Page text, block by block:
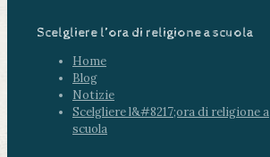
Scelgliere l’ora di religione a scuola
Home
Blog
Notizie
Scelgliere l&#8217;ora di religione a
scuola